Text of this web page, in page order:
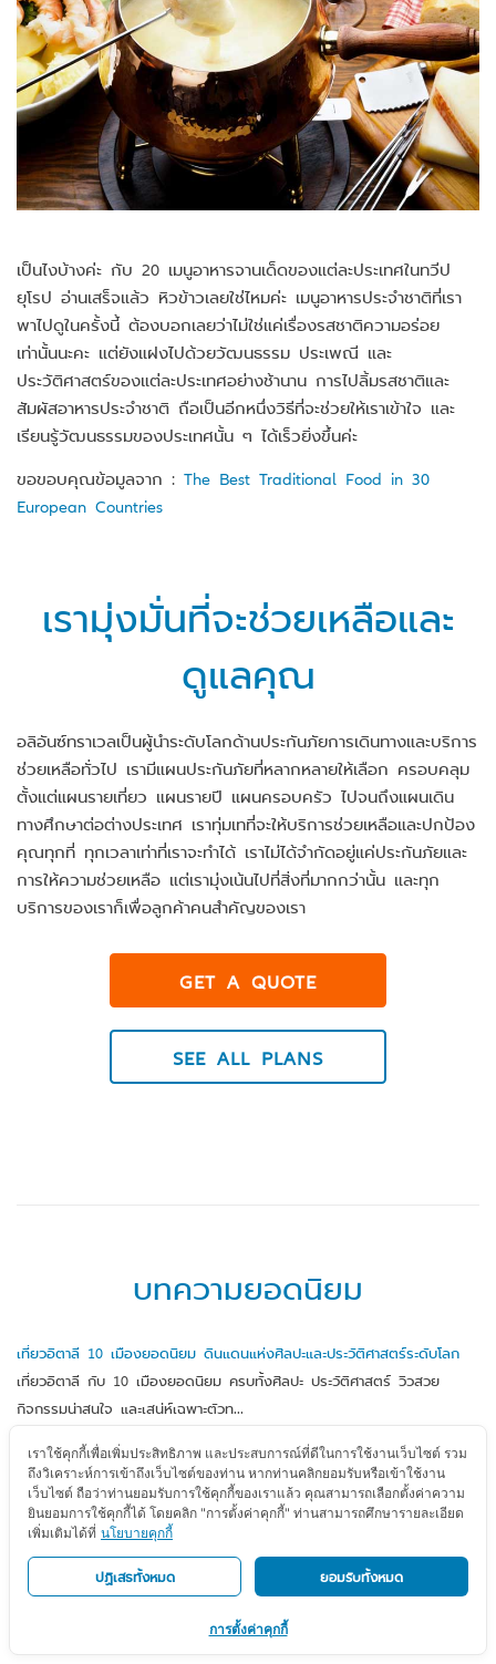
เป็นไงบ้างค่ะ กับ 20 เมนูอาหารจานเด็ดของแต่ละประเทศในทวีป
ยุโรป อ่านเสร็จแล้ว หิวข้าวเลยใช่ไหมค่ะ เมนูอาหารประจำชาติที่เรา
พาไปดูในครั้งนี้ ต้องบอกเลยว่าไม่ใช่แค่เรื่องรสชาติความอร่อย
เท่านั้นนะคะ แต่ยังแฝงไปด้วยวัฒนธรรม ประเพณี และ
ประวัติศาสตร์ของแต่ละประเทศอย่างช้านาน การไปลิ้มรสชาติและ
สัมผัสอาหารประจำชาติ ถือเป็นอีกหนึ่งวิธีที่จะช่วยให้เราเข้าใจ และ
เรียนรู้วัฒนธรรมของประเทศนั้น ๆ ได้เร็วยิ่งขึ้นค่ะ
ขอขอบคุณข้อมูลจาก : The Best Traditional Food in 30
European Countries
เรามุ่งมั่นที่จะช่วยเหลือและ
ดูแลคุณ
อลิอันซ์ทราเวลเป็นผู้นำระดับโลกด้านประกันภัยการเดินทางและบริการ
ช่วยเหลือทั่วไป เรามีแผนประกันภัยที่หลากหลายให้เลือก ครอบคลุม
ตั้งแต่แผนรายเที่ยว แผนรายปี แผนครอบครัว ไปจนถึงแผนเดิน
ทางศึกษาต่อต่างประเทศ เราทุ่มเทที่จะให้บริการช่วยเหลือและปกป้อง
คุณทุกที่ ทุกเวลาเท่าที่เราจะทำได้ เราไม่ได้จำกัดอยู่แค่ประกันภัยและ
การให้ความช่วยเหลือ แต่เรามุ่งเน้นไปที่สิ่งที่มากกว่านั้น และทุก
บริการของเราก็เพื่อลูกค้าคนสำคัญของเรา
GET A QUOTE
SEE ALL PLANS
บทความยอดนิยม
เที่ยวอิตาลี 10 เมืองยอดนิยม ดินแดนแห่งศิลปะและประวัติศาสตร์ระดับโลก
เที่ยวอิตาลี กับ 10 เมืองยอดนิยม ครบทั้งศิลปะ ประวัติศาสตร์ วิวสวย
กิจกรรมน่าสนใจ และเสน่ห์เฉพาะตัวท...
10 อาหารอังกฤษ ที่คุณต้องลอง เมื่อได้ไปเยือน
อาหารอังกฤษ หลายๆ เมนูอาจจะหากินได้ไม่ยากในเมืองไทย แต่การได้ไปกิน
ของจากต้นกำเนิดน่าจะเป็นหนึ่งในประ...
8 สถานที่ทำพาสปอร์ต ในกรุงเทพฯ และปริมณฑล
พร้อมสถานที่ วันและเวลาทำการ มีที่ไ...
เราใช้คุกกี้เพื่อเพิ่มประสิทธิภาพ และประสบการณ์ที่ดีในการใช้งานเว็บไซต์ รวม
ถึงวิเคราะห์การเข้าถึงเว็บไซต์ของท่าน หากท่านคลิกยอมรับหรือเข้าใช้งาน
เว็บไซต์ ถือว่าท่านยอมรับการใช้คุกกี้ของเราแล้ว คุณสามารถเลือกตั้งค่าความ
ยินยอมการใช้คุกกี้ได้ โดยคลิก "การตั้งค่าคุกกี้" ท่านสามารถศึกษารายละเอียด
เพิ่มเติมได้ที่ นโยบายคุกกี้
ปฏิเสธทั้งหมด ยอมรับทั้งหมด
การตั้งค่าคุกกี้